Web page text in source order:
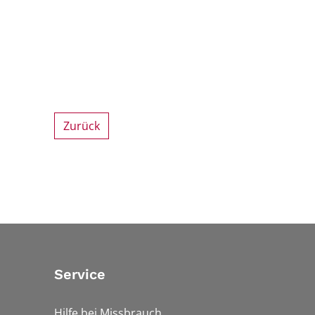
Zurück
Service